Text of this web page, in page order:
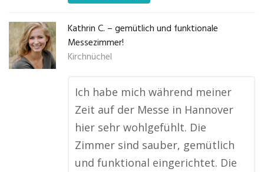
Kathrin C. – gemütlich und funktionale
Messezimmer!
Kirchnüchel
Ich habe mich während meiner
Zeit auf der Messe in Hannover
hier sehr wohlgefühlt. Die
Zimmer sind sauber, gemütlich
und funktional eingerichtet. Die